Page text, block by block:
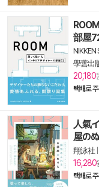
部屋
NIKKEN
學蕓出
20,180
택배로
人氣
屋の
翔泳社
16,280
택배로